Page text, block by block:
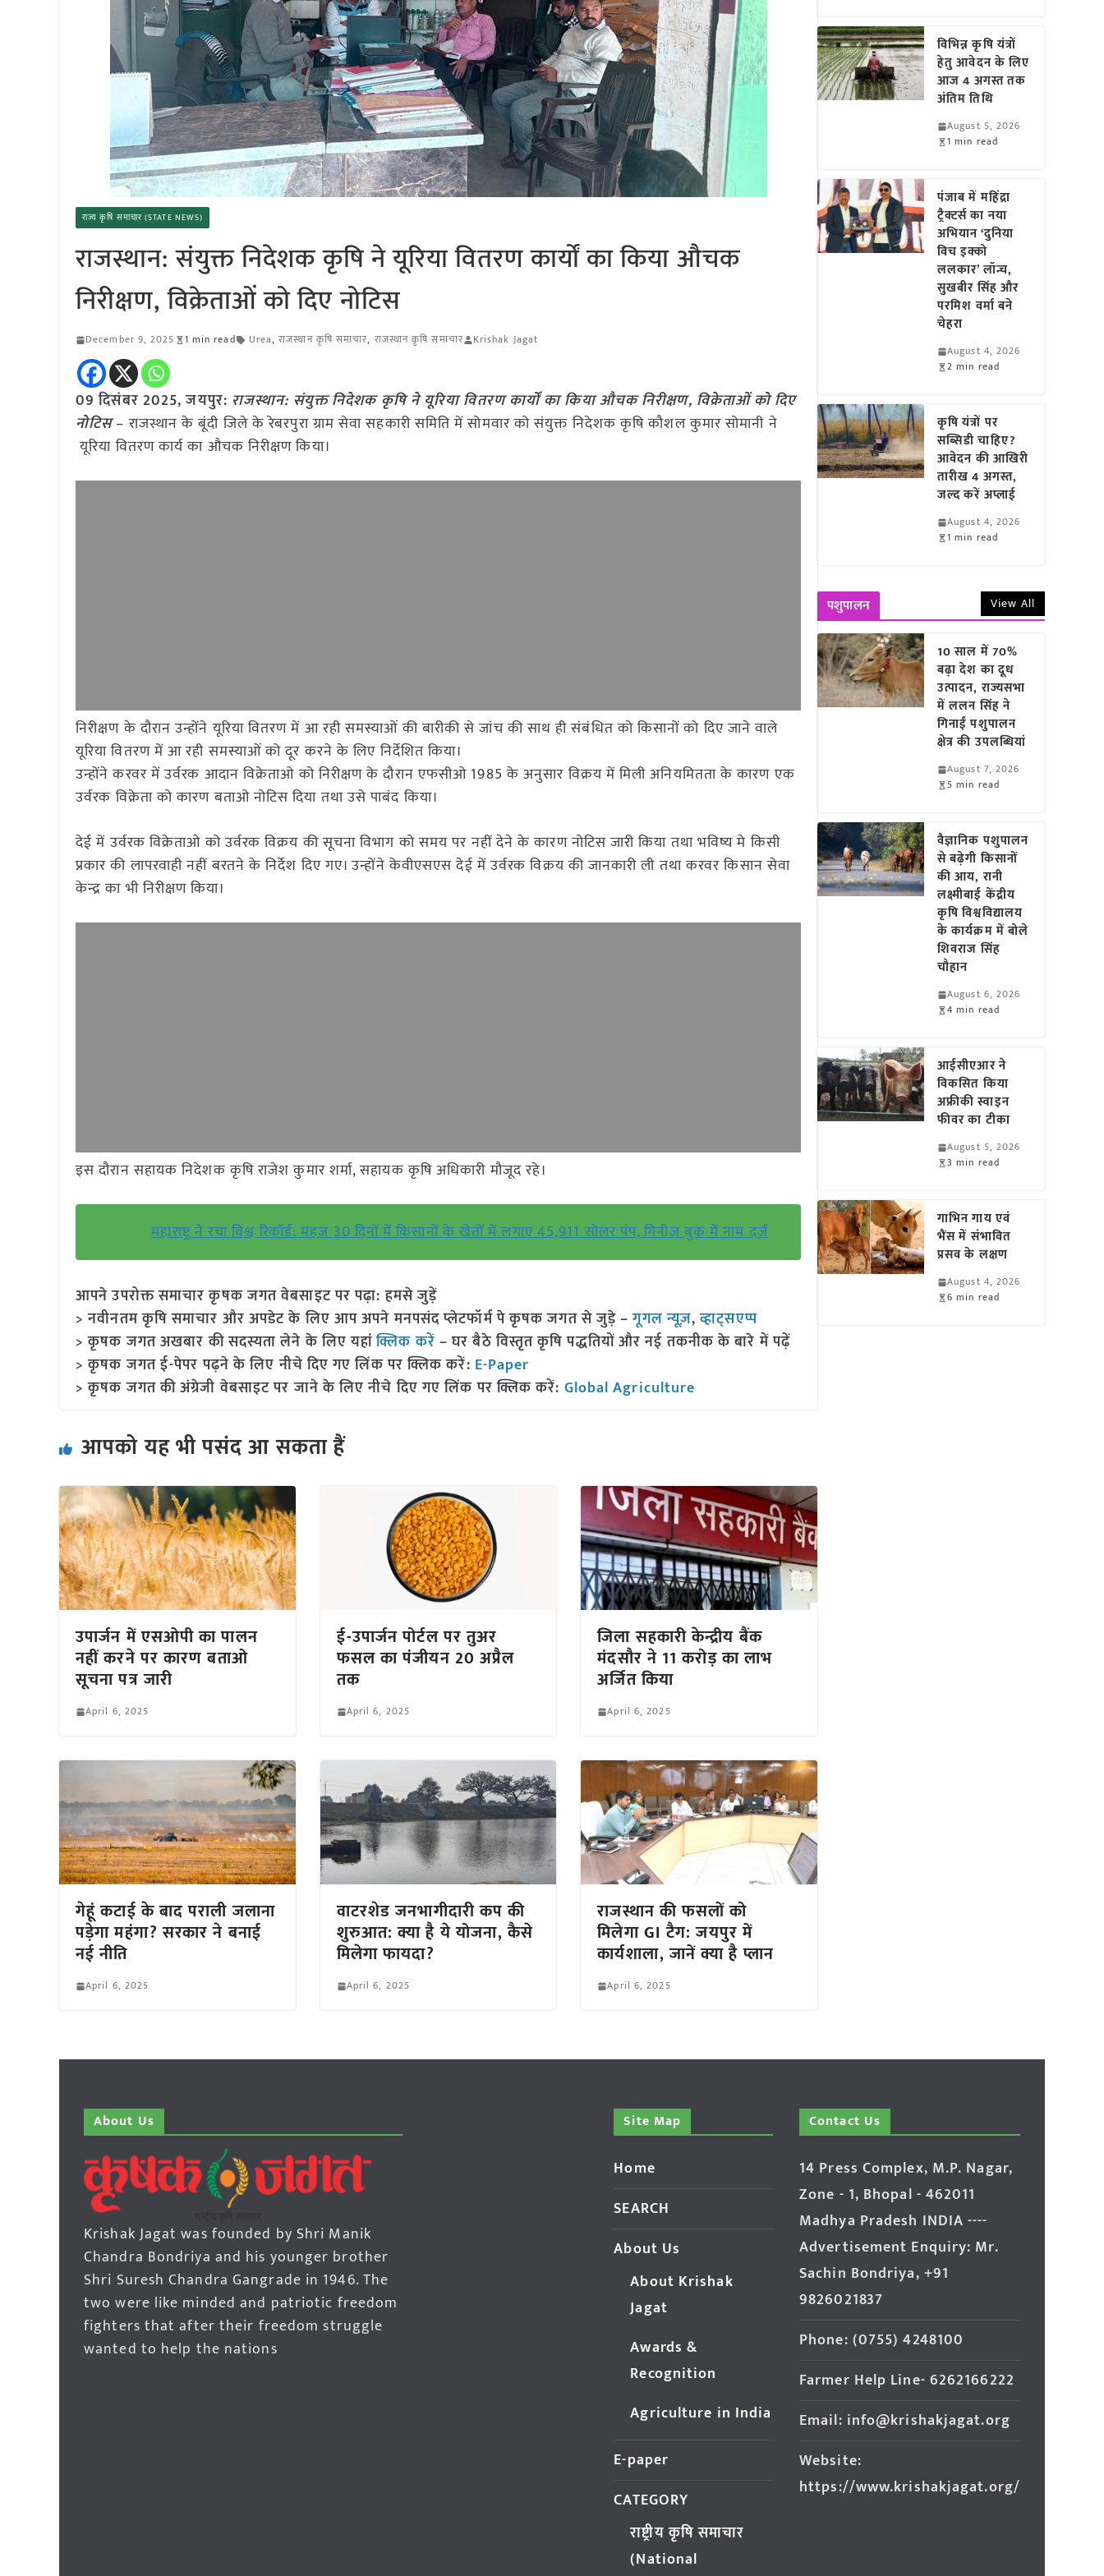
राज्य कृषि समाचार (STATE NEWS)
राजस्थान: संयुक्त निदेशक कृषि ने यूरिया वितरण कार्यों का किया औचक
निरीक्षण, विक्रेताओं को दिए नोटिस
December 9, 2025 1 min read Urea,राजस्थान कृषि समाचार, राजस्थान कृषि समाचार Krishak Jagat
09 दिसंबर 2025, जयपुर: राजस्थान: संयुक्त निदेशक कृषि ने यूरिया वितरण कार्यों का किया औचक निरीक्षण, विक्रेताओं को दिए
नोटिस– राजस्थान के बूंदी जिले के रेबरपुरा ग्राम सेवा सहकारी समिति में सोमवार को संयुक्त निदेशक कृषि कौशल कुमार सोमानी ने
यूरिया वितरण कार्य का औचक निरीक्षण किया।
निरीक्षण के दौरान उन्होंने यूरिया वितरण में आ रही समस्याओं की बारीकी से जांच की साथ ही संबंधित को किसानों को दिए जाने वाले
यूरिया वितरण में आ रही समस्याओं को दूर करने के लिए निर्देशित किया।
उन्होंने करवर में उर्वरक आदान विक्रेताओ को निरीक्षण के दौरान एफसीओ 1985 के अनुसार विक्रय में मिली अनियमितता के कारण एक
उर्वरक विक्रेता को कारण बताओ नोटिस दिया तथा उसे पाबंद किया।
देई में उर्वरक विक्रेताओ को उर्वरक विक्रय की सूचना विभाग को समय पर नहीं देने के कारण नोटिस जारी किया तथा भविष्य मे किसी
प्रकार की लापरवाही नहीं बरतने के निर्देश दिए गए। उन्होंने केवीएसएस देई में उर्वरक विक्रय की जानकारी ली तथा करवर किसान सेवा
केन्द्र का भी निरीक्षण किया।
इस दौरान सहायक निदेशक कृषि राजेश कुमार शर्मा, सहायक कृषि अधिकारी मौजूद रहे।
महाराष्ट्र ने रचा विश्व रिकॉर्ड: महज 30 दिनों में किसानों के खेतों में लगाए 45,911 सोलर पंप, गिनीज बुक में नाम दर्ज
आपने उपरोक्त समाचार कृषक जगत वेबसाइट पर पढ़ा: हमसे जुड़ें
> नवीनतम कृषि समाचार और अपडेट के लिए आप अपने मनपसंद प्लेटफॉर्म पे कृषक जगत से जुड़े –गूगल न्यूज़,व्हाट्सएप्प
> कृषक जगत अखबार की सदस्यता लेने के लिए यहांक्लिक करें – घर बैठे विस्तृत कृषि पद्धतियों और नई तकनीक के बारे में पढ़ें
> कृषक जगत ई-पेपर पढ़ने के लिए नीचे दिए गए लिंक पर क्लिक करें: E-Paper
> कृषक जगत की अंग्रेजी वेबसाइट पर जाने के लिए नीचे दिए गए लिंक पर क्लिक करें: Global Agriculture
आपको यह भी पसंद आ सकता हैं
उपार्जन में एसओपी का पालन
नहीं करने पर कारण बताओ
सूचना पत्र जारी
April 6, 2025
ई-उपार्जन पोर्टल पर तुअर
फसल का पंजीयन 20 अप्रैल
तक
April 6, 2025
जिला सहकारी केन्द्रीय बैंक
मंदसौर ने 11 करोड़ का लाभ
अर्जित किया
April 6, 2025
गेहूं कटाई के बाद पराली जलाना
पड़ेगा महंगा? सरकार ने बनाई
नई नीति
April 6, 2025
वाटरशेड जनभागीदारी कप की
शुरुआत: क्या है ये योजना, कैसे
मिलेगा फायदा?
April 6, 2025
राजस्थान की फसलों को
मिलेगा GI टैग: जयपुर में
कार्यशाला, जानें क्या है प्लान
April 6, 2025
विभिन्न कृषि यंत्रों
हेतु आवेदन के लिए
आज 4 अगस्त तक
अंतिम तिथि
August 5, 2026
1 min read
पंजाब में महिंद्रा
ट्रैक्टर्स का नया
अभियान ‘दुनिया
विच इक्को
ललकार’ लॉन्च,
सुखबीर सिंह और
परमिश वर्मा बने
चेहरा
August 4, 2026
2 min read
कृषि यंत्रों पर
सब्सिडी चाहिए?
आवेदन की आखिरी
तारीख 4 अगस्त,
जल्द करें अप्लाई
August 4, 2026
1 min read
पशुपालन View All
10 साल में 70%
बढ़ा देश का दूध
उत्पादन, राज्यसभा
में ललन सिंह ने
गिनाईं पशुपालन
क्षेत्र की उपलब्धियां
August 7, 2026
5 min read
वैज्ञानिक पशुपालन
से बढ़ेगी किसानों
की आय, रानी
लक्ष्मीबाई केंद्रीय
कृषि विश्वविद्यालय
के कार्यक्रम में बोले
शिवराज सिंह
चौहान
August 6, 2026
4 min read
आईसीएआर ने
विकसित किया
अफ्रीकी स्वाइन
फीवर का टीका
August 5, 2026
3 min read
गाभिन गाय एवं
भैंस में संभावित
प्रसव के लक्षण
August 4, 2026
6 min read
About Us
Krishak Jagat was founded by Shri Manik
Chandra Bondriya and his younger brother
Shri Suresh Chandra Gangrade in 1946. The
two were like minded and patriotic freedom
fighters that after their freedom struggle
wanted to help the nations
Site Map
Home
SEARCH
About Us
About Krishak
Jagat
Awards &
Recognition
Agriculture in India
E-paper
CATEGORY
राष्ट्रीय कृषि समाचार
(National
Contact Us
14 Press Complex, M.P. Nagar,
Zone - 1, Bhopal - 462011
Madhya Pradesh INDIA ----
Advertisement Enquiry: Mr.
Sachin Bondriya, +91
9826021837
Phone: (0755) 4248100
Farmer Help Line- 6262166222
Email: info@krishakjagat.org
Website:
https://www.krishakjagat.org/